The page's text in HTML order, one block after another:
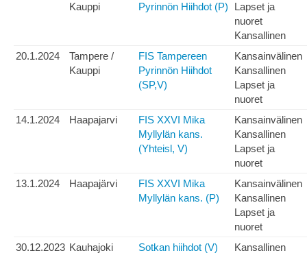
Kauppi
Pyrinnön Hiihdot (P)
Lapset ja
nuoret
Kansallinen
20.1.2024
Tampere /
Kauppi
FIS Tampereen
Pyrinnön Hiihdot
(SP,V)
Kansainvälinen
Kansallinen
Lapset ja
nuoret
14.1.2024
Haapajarvi
FIS XXVI Mika
Myllylän kans.
(Yhteisl, V)
Kansainvälinen
Kansallinen
Lapset ja
nuoret
13.1.2024
Haapajärvi
FIS XXVI Mika
Myllylän kans. (P)
Kansainvälinen
Kansallinen
Lapset ja
nuoret
30.12.2023 Kauhajoki Sotkan hiihdot (V)
Kansallinen